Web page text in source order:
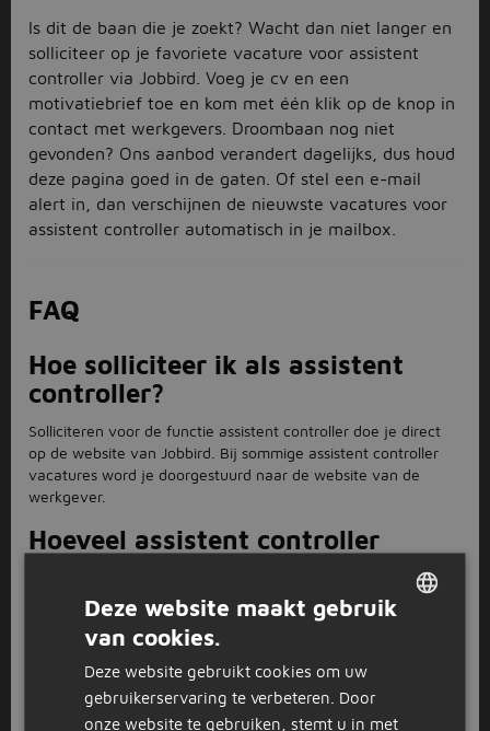
Is dit de baan die je zoekt? Wacht dan niet langer en
solliciteer op je favoriete vacature voor assistent
controller via Jobbird. Voeg je cv en een
motivatiebrief toe en kom met één klik op de knop in
contact met werkgevers. Droombaan nog niet
gevonden? Ons aanbod verandert dagelijks, dus houd
deze pagina goed in de gaten. Of stel een e-mail
alert in, dan verschijnen de nieuwste vacatures voor
assistent controller automatisch in je mailbox.
FAQ
Hoe solliciteer ik als assistent
controller?
Solliciteren voor de functie assistent controller doe je direct
op de website van Jobbird. Bij sommige assistent controller
vacatures word je doorgestuurd naar de website van de
werkgever.
Hoeveel assistent controller
Voor de functie assistent controller staan er 9 vacatures open.
Sollicitatietips voor assistent
controller.
Jobbird heeft geweldige tips als je wilt solliciteren voor een
Deze website maakt gebruik
van cookies.
Deze website gebruikt cookies om uw
gebruikerservaring te verbeteren. Door
onze website te gebruiken, stemt u in met